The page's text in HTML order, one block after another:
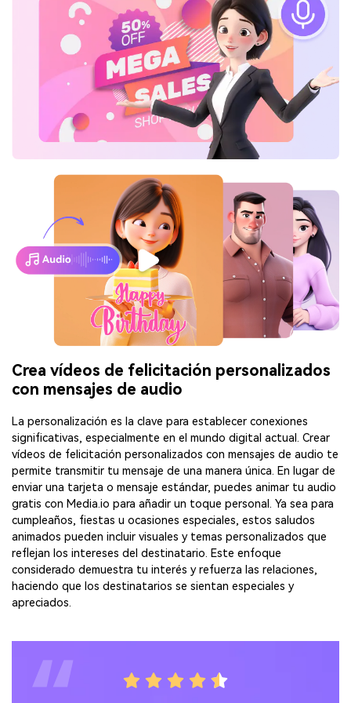
Crea vídeos de felicitación personalizados
con mensajes de audio
La personalización es la clave para establecer conexiones
significativas, especialmente en el mundo digital actual. Crear
vídeos de felicitación personalizados con mensajes de audio te
permite transmitir tu mensaje de una manera única. En lugar de
enviar una tarjeta o mensaje estándar, puedes animar tu audio
gratis con Media.io para añadir un toque personal. Ya sea para
cumpleaños, fiestas u ocasiones especiales, estos saludos
animados pueden incluir visuales y temas personalizados que
reflejan los intereses del destinatario. Este enfoque
considerado demuestra tu interés y refuerza las relaciones,
haciendo que los destinatarios se sientan especiales y
apreciados.